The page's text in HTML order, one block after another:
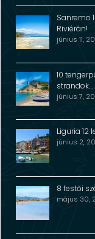
Sanremo 12 legszebb strandja: Frissülj fel az Olasz
Riviérán!
június 11,
10 tengerparti úti cél Spanyolországban: a legjobb
strandok…
június 7,
Liguria
június 2,
8 festői
május 30,